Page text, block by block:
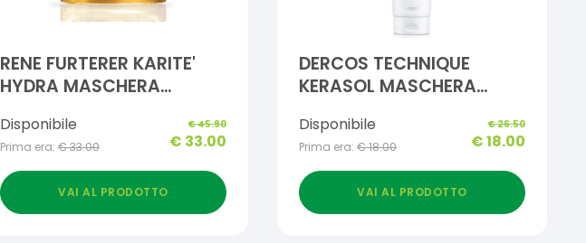
RENE FURTERER KARITE'
HYDRA MASCHERA
BRILLANTEZZA 200 ML
Disponibile
Prima era: €33.00
€45.90
€ 33.00
VAI AL PRODOTTO
DERCOS TECHNIQUE
KERASOL MASCHERA
ML
Disponibile
Prima era: €18.00
€26.50
€18.00
VAI AL PRODOTTO